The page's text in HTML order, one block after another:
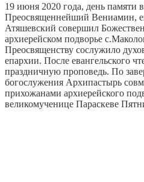
19 июня 2020 года, день
Преосвященнейший Вениамин,
Атяшевский совершил
архиерейском подворье
Преосвященству сослужило
епархии. После евангельского
праздничную проповедь. По
богослужения Архипастырь
прихожанами архиерейского
великомученице Параскеве